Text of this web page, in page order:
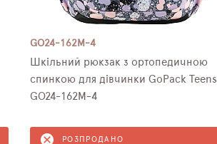
GO24-162M-4
Шкільний рюкзак з ортопедичною
спинкою для дівчинки GoPack Teens
GO24-162M-4
РОЗПРОДАНО